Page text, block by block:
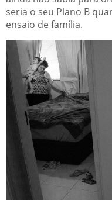
seria o seu Plano B
ensaio de família.